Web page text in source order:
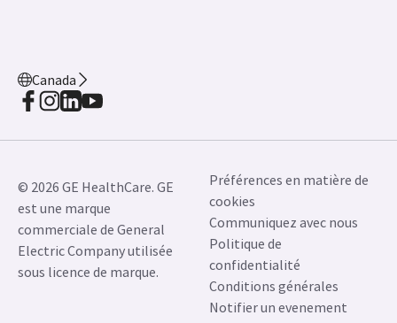
Canada
© 2026 GE HealthCare. GE
est une marque
commerciale de General
Electric Company utilisée
sous licence de marque.
Préférences en matière de
cookies
Communiquez avec nous
Politique de
confidentialité
Conditions générales
Notifier un evenement